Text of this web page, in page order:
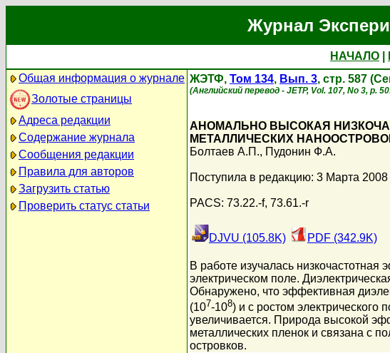
Журнал
НАЧАЛО
Общая информация о журнале
Золотые страницы
Адреса редакции
Содержание журнала
Сообщения редакции
Правила для авторов
Загрузить статью
Проверить статус статьи
ЖЭТФ, Том 134, Вып. 3, стр. 587
(Английский перевод - JETP, Vol. 107, No 3, p.
АНОМАЛЬНО ВЫСОКАЯ
МЕТАЛЛИЧЕСКИХ
Болтаев А.П., Пудонин Ф.А.
Поступила в редакцию: 3 Марта 2008
PACS: 73.22.-f, 73.61.-r
DJVU (105.8K) PDF (342.9K)
В работе изучалась
электрическом поле.
Обнаружено, что эффективная
(107-108) и с ростом
увеличивается. Природа высокой
металлических пленок и связана с
островков.